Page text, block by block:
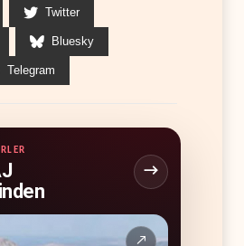
Twitter
Bluesky
Telegram
↗